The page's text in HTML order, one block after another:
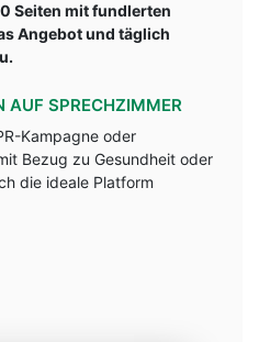
Seiten mit fundlerten
Angebot und täglich
AUF SPRECHZIMMER
Kampagne oder
Bezug zu Gesundheit oder
die ideale Platform